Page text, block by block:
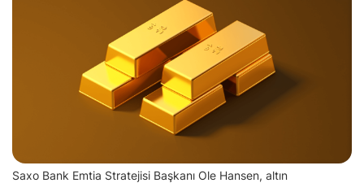
Saxo Bank Emtia Stratejisi Başkanı Ole Hansen, altın